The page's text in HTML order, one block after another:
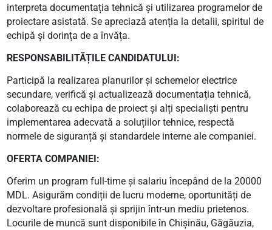
interpreta documentația tehnică și utilizarea programelor de
proiectare asistată. Se apreciază atenția la detalii, spiritul de
echipă și dorința de a învăța.
RESPONSABILITĂȚILE CANDIDATULUI:
Participă la realizarea planurilor și schemelor electrice
secundare, verifică și actualizează documentația tehnică,
colaborează cu echipa de proiect și alți specialiști pentru
implementarea adecvată a soluțiilor tehnice, respectă
normele de siguranță și standardele interne ale companiei.
OFERTA COMPANIEI:
Oferim un program full-time și salariu începând de la 20000
MDL. Asigurăm condiții de lucru moderne, oportunități de
dezvoltare profesională și sprijin într-un mediu prietenos.
Locurile de muncă sunt disponibile în Chișinău, Găgăuzia,